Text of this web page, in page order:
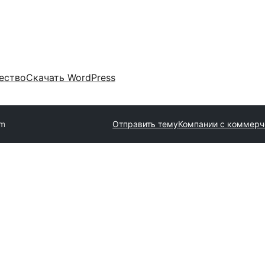
Скачать WordPress
Отправить темуКомпании с